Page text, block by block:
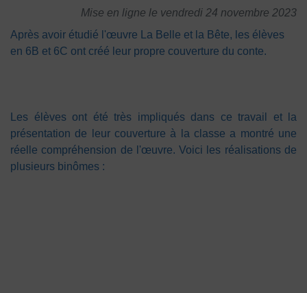
Mise en ligne le vendredi 24 novembre 2023
Après avoir étudié l'œuvre La Belle et la Bête, les élèves
en 6B et 6C ont créé leur propre couverture du conte.
Les élèves ont été très impliqués dans ce travail et la
présentation de leur couverture à la classe a montré une
réelle compréhension de l'œuvre. Voici les réalisations de
plusieurs binômes :